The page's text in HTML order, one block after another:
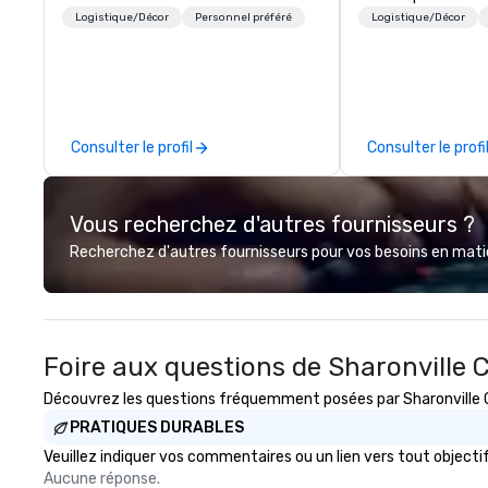
memorable event experiences
experts deliver real results
through strategy and creative,
advanced technology, digital,
environmental, staging, and
digital solutions for hybrid, virtual
and in-person events of any type.
Logistique/Décor Personnel préféré
Consulter le profil
start to finish.
Logistique/Décor
Consulter le profil
Vous recherchez d'autres fournisseurs ?
Recherchez d'autres fournisseurs pour vos besoins en
Foire aux questions de Sharonville
Découvrez les questions fréquemment posées par
PRATIQUES DURABLES
Veuillez indiquer vos commentaires ou un lien vers tout
Aucune réponse.